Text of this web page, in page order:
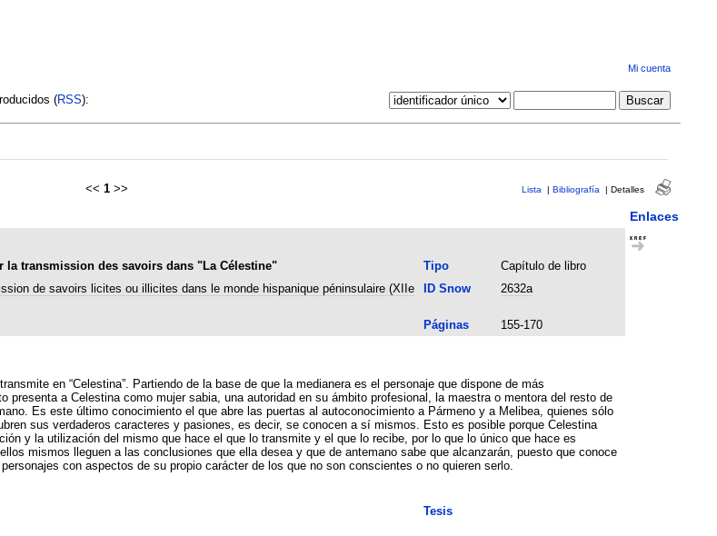
Mi cuenta
(RSS):
<< 1 >> Lista | Bibliografía | Detalles
Enlaces
la transmission des savoirs dans "La Célestine" Tipo
Capítulo de libro
de savoirs licites ou illicites dans le monde hispanique péninsulaire (XIIe
ID Snow 2632a
Páginas
155-170
en “Celestina”. Partiendo de la base de que la medianera es el personaje que dispone de más
a Celestina como mujer sabia, una autoridad en su ámbito profesional, la maestra o mentora del resto de
Es este último conocimiento el que abre las puertas al autoconocimiento a Pármeno y a Melibea, quienes sólo
sus verdaderos caracteres y pasiones, es decir, se conocen a sí mismos. Esto es posible porque Celestina
y la utilización del mismo que hace el que lo transmite y el que lo recibe, por lo que lo único que hace es
mismos lleguen a las conclusiones que ella desea y que de antemano sabe que alcanzarán, puesto que conoce
con aspectos de su propio carácter de los que no son conscientes o no quieren serlo.
Tesis